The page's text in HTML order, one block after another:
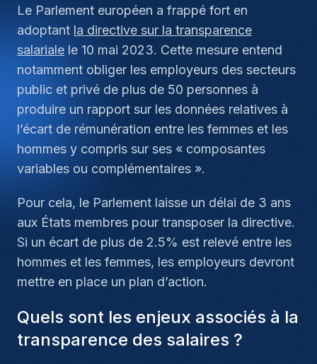
Le Parlement européen a frappé fort en
adoptant la directive sur la transparence
salariale le 10 mai 2023. Cette mesure entend
notamment obliger les employeurs des secteurs
public et privé de plus de 50 personnes à
produire un rapport sur les données relatives à
l’écart de rémunération entre les femmes et les
hommes y compris sur ses « composantes
variables ou complémentaires ».
Pour cela, le Parlement laisse un délai de 3 ans
aux États membres pour transposer la directive.
Si un écart de plus de 2.5% est relevé entre les
hommes et les femmes, les employeurs devront
mettre en place un plan d’action.
Quels sont les enjeux associés à la
transparence des salaires ?